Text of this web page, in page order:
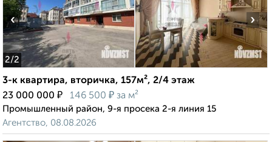
2/2
‹ ›
3-к квартира, вторичка, 157м², 2/4 этаж
23 000 000 ₽ 146 500 ₽ за м²
Промышленный район, 9-я просека 2-я линия 15
Агентство, 08.08.2026